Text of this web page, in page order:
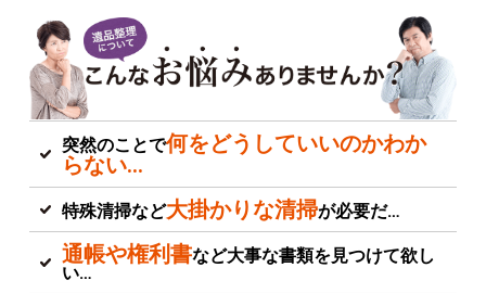
突然のことで何をどうしていいのかわか
らない…
特殊清掃など大掛かりな清掃が必要だ…
通帳や権利書など大事な書類を見つけて欲し
い…